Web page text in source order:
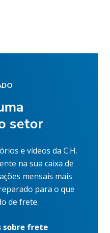
setor
e vídeos da C.H.
na sua caixa de
mensais mais
para o que
de frete.
sobre frete